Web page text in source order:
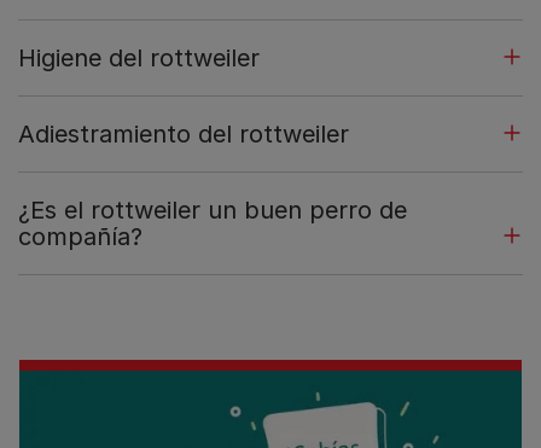
Higiene del rottweiler
Adiestramiento del rottweiler
¿Es el rottweiler un buen perro de
compañía?